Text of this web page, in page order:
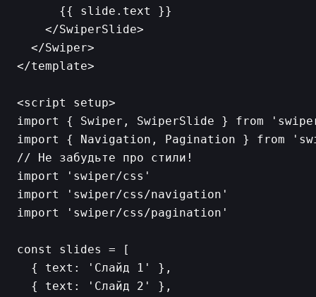
      {{ slide.text }}
    </SwiperSlide>
  </Swiper>
</template>
<script setup>
import { Swiper, SwiperSlide } from
import { Navigation, Pagination } from
// Не забудьте про стили!
import 'swiper/css'
import 'swiper/css/navigation'
import 'swiper/css/pagination'
const slides = [
  { text: 'Слайд 1' },
  { text: 'Слайд 2' },